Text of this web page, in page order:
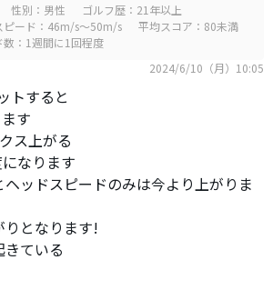
性別：男性
ゴルフ歴：21年以上
ピード：46m/s～50m/s
平均スコア：80未満
数：1週間に1回程度
2024/6/10（月）10:05
トすると
す
ス上がる
なります
ッドスピードのみは今より上がりま
りとなります!
ている